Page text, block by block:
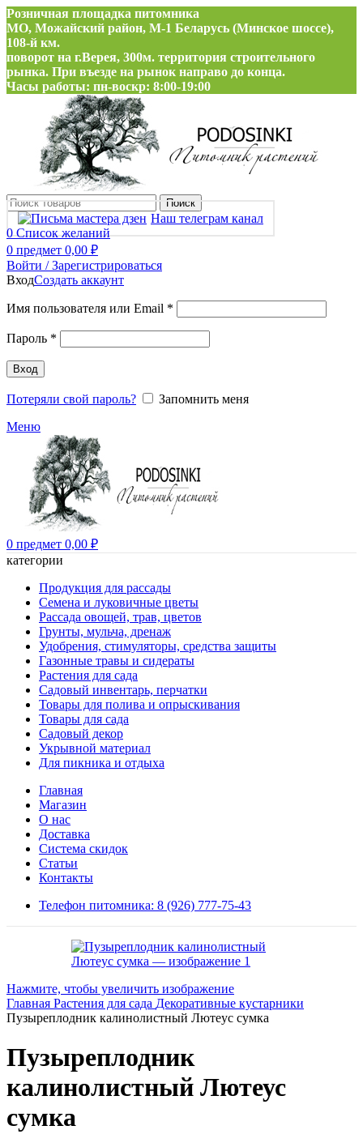
Розничная площадка питомника
МО, Можайский район, М-1 Беларусь (Минское шоссе),
108-й км.
поворот на г.Верея, 300м. территория строительного
рынка. При въезде на рынок направо до конца.
Часы работы: пн-воскр: 8:00-19:00
Поиск
Наш телеграм канал
0 Список желаний
0 предмет 0,00 ₽
Войти / Зарегистрироваться
ВходСоздать аккаунт
Имя пользователя или Email *
Пароль *
Вход
Потеряли свой пароль?
Запомнить меня
Меню
0 предмет 0,00 ₽
категории
Продукция для рассады
Семена и луковичные цветы
Рассада овощей, трав, цветов
Грунты, мульча, дренаж
Удобрения, стимуляторы, средства защиты
Газонные травы и сидераты
Растения для сада
Садовый инвентарь, перчатки
Товары для полива и опрыскивания
Товары для сада
Садовый декор
Укрывной материал
Для пикника и отдыха
Главная
Магазин
О нас
Доставка
Система скидок
Статьи
Контакты
Телефон питомника: 8 (926) 777-75-43
Нажмите, чтобы увеличить изображение
Главная Растения для сада Декоративные кустарники
Пузыреплодник калинолистный Лютеус сумка
Пузыреплодник
калинолистный Лютеус
сумка